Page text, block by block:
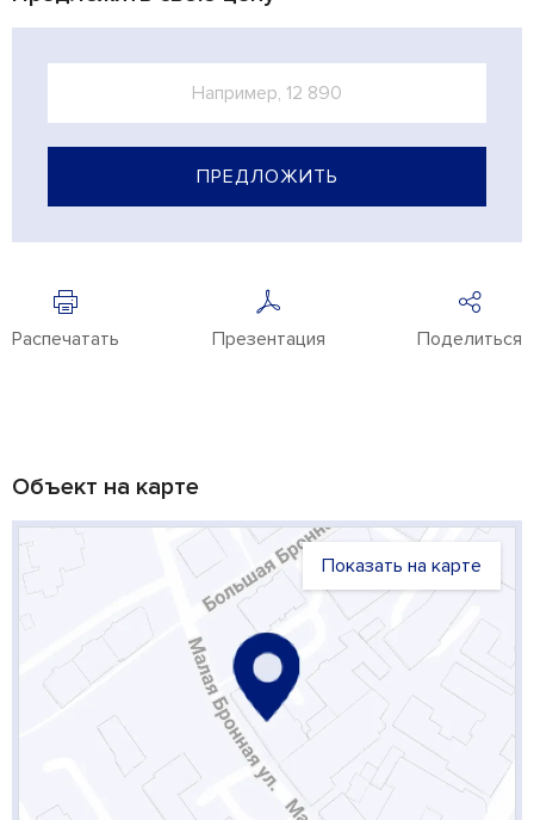
ПРЕДЛОЖИТЬ
Распечатать Презентация Поделиться
Объект на карте
Показать на карте